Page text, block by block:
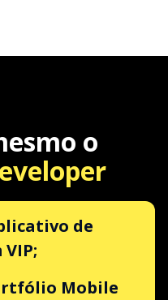
o
de
Mobile